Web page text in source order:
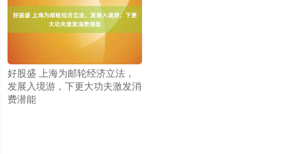
好股盛 上海为邮轮经济立法，
发展入境游，下更大功夫激发消
费潜能